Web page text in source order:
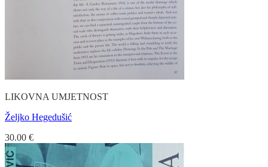
LIKOVNA UMJETNOST
Željko Hegedušić
30.00 €